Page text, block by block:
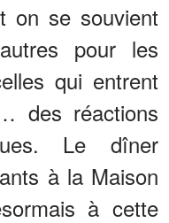
on se souvient
pour les
qui entrent
des réactions
Le dîner
à la Maison
à cette